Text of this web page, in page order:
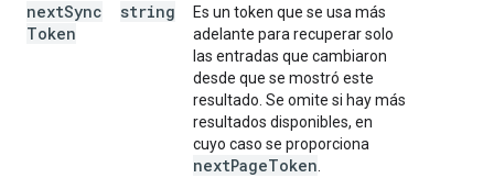
nextSync
Token
string
Es un token que se usa más
adelante para recuperar solo
las entradas que cambiaron
desde que se mostró este
resultado. Se omite si hay más
resultados disponibles, en
cuyo caso se proporciona
nextPageToken